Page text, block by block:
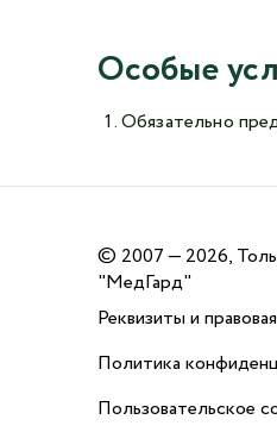
Особые
Обязательно
© 2007 — 2026,
"МедГард"
Реквизиты и
Политика
Пользовательское